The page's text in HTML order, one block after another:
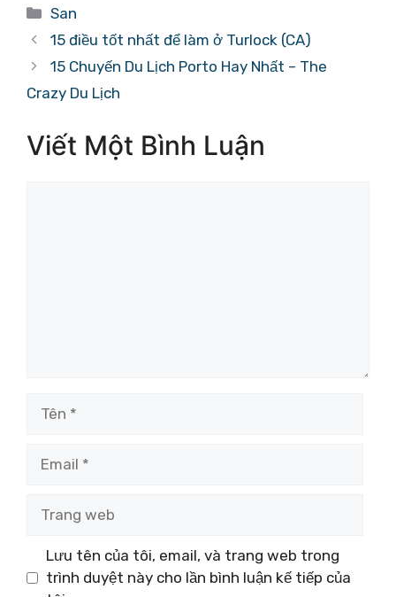
Danh
mục
San
15 điều tốt nhất để làm ở Turlock (CA)
15 Chuyến Du Lịch Porto Hay Nhất – The
Crazy Du Lịch
Viết Một Bình Luận
web
Lưu tên của tôi, email, và trang web trong
trình duyệt này cho lần bình luận kế tiếp của